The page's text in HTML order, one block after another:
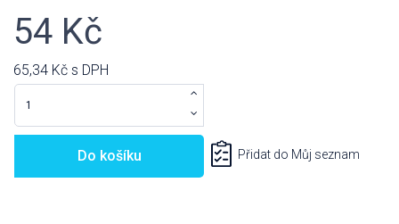
54 Kč
65,34 Kč s DPH
Do košíku Přidat do Můj seznam